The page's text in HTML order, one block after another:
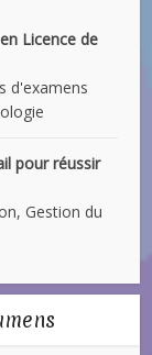
Licence de
d'examens
pour réussir
Gestion du